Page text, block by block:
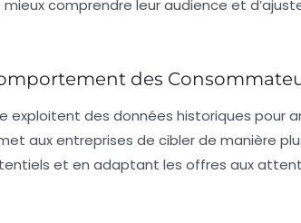
comprendre leur audience et
des
exploitent des données historiques pour
aux entreprises de cibler de manière
et en adaptant les offres aux